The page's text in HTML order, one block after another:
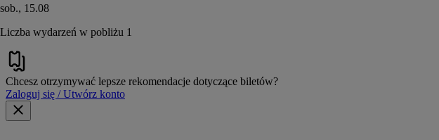
sob., 15.08
Liczba wydarzeń w pobliżu 1
Chcesz otrzymywać lepsze rekomendacje dotyczące biletów?
Zaloguj się / Utwórz konto